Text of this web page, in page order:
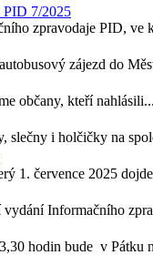
PID 7/2025
zpravodaje PID, ve
zájezd do
občany, kteří nahlásili...
slečny i holčičky na
1. července 2025
Informačního
hodin bude v Pátku